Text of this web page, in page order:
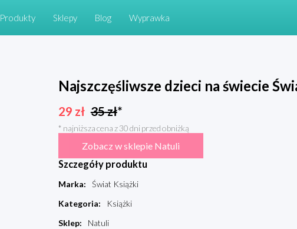
Produkty Sklepy Blog Wyprawka
Najszczęśliwsze dzieci na świecie
29 zł 35zł*
* najniższa cena z 30 dni przed obniżką
Zobacz w sklepie Natuli
Szczegóły produktu
Marka:
Świat Książki
Kategoria:
Książki
Sklep:
Natuli